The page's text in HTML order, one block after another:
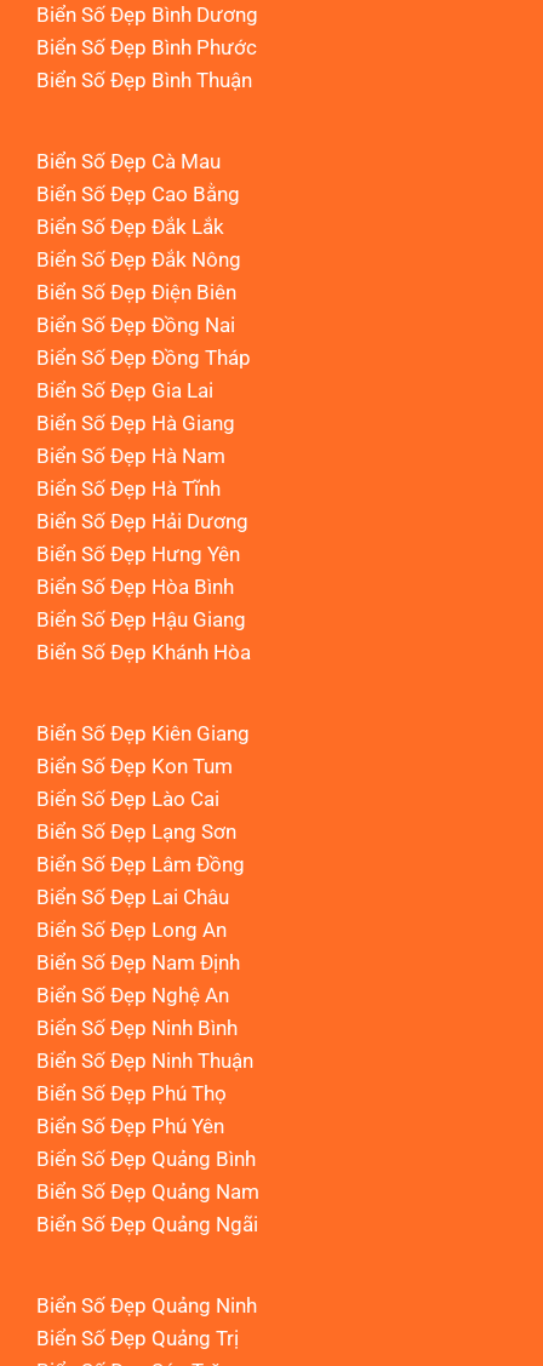
Biển Số Đẹp Bình Dương
Biển Số Đẹp Bình Phước
Biển Số Đẹp Bình Thuận
Biển Số Đẹp Cà Mau
Biển Số Đẹp Cao Bằng
Biển Số Đẹp Đắk Lắk
Biển Số Đẹp Đắk Nông
Biển Số Đẹp Điện Biên
Biển Số Đẹp Đồng Nai
Biển Số Đẹp Đồng Tháp
Biển Số Đẹp Gia Lai
Biển Số Đẹp Hà Giang
Biển Số Đẹp Hà Nam
Biển Số Đẹp Hà Tĩnh
Biển Số Đẹp Hải Dương
Biển Số Đẹp Hưng Yên
Biển Số Đẹp Hòa Bình
Biển Số Đẹp Hậu Giang
Biển Số Đẹp Khánh Hòa
Biển Số Đẹp Kiên Giang
Biển Số Đẹp Kon Tum
Biển Số Đẹp Lào Cai
Biển Số Đẹp Lạng Sơn
Biển Số Đẹp Lâm Đồng
Biển Số Đẹp Lai Châu
Biển Số Đẹp Long An
Biển Số Đẹp Nam Định
Biển Số Đẹp Nghệ An
Biển Số Đẹp Ninh Bình
Biển Số Đẹp Ninh Thuận
Biển Số Đẹp Phú Thọ
Biển Số Đẹp Phú Yên
Biển Số Đẹp Quảng Bình
Biển Số Đẹp Quảng Nam
Biển Số Đẹp Quảng Ngãi
Biển Số Đẹp Quảng Ninh
Biển Số Đẹp Quảng Trị